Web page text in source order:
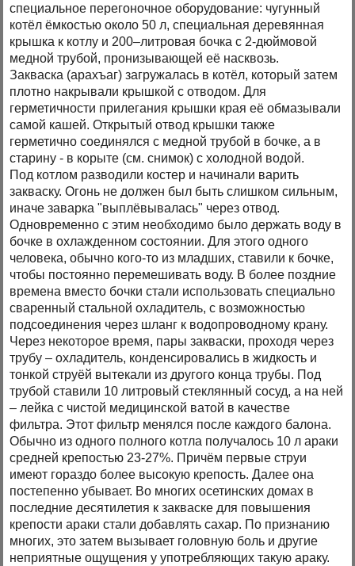
специальное перегоночное оборудование: чугунный
котёл ёмкостью около 50 л, специальная деревянная
крышка к котлу и 200–литровая бочка с 2-дюймовой
медной трубой, пронизывающей её насквозь.
Закваска (арахъаг) загружалась в котёл, который затем
плотно накрывали крышкой с отводом. Для
герметичности прилегания крышки края её обмазывали
самой кашей. Открытый отвод крышки также
герметично соединялся с медной трубой в бочке, а в
старину - в корыте (см. снимок) с холодной водой.
Под котлом разводили костер и начинали варить
закваску. Огонь не должен был быть слишком сильным,
иначе заварка "выплёвывалась" через отвод.
Одновременно с этим необходимо было держать воду в
бочке в охлажденном состоянии. Для этого одного
человека, обычно кого-то из младших, ставили к бочке,
чтобы постоянно перемешивать воду. В более поздние
времена вместо бочки стали использовать специально
сваренный стальной охладитель, с возможностью
подсоединения через шланг к водопроводному крану.
Через некоторое время, пары закваски, проходя через
трубу – охладитель, конденсировались в жидкость и
тонкой струёй вытекали из другого конца трубы. Под
трубой ставили 10 литровый стеклянный сосуд, а на ней
– лейка с чистой медицинской ватой в качестве
фильтра. Этот фильтр менялся после каждого балона.
Обычно из одного полного котла получалось 10 л араки
средней крепостью 23-27%. Причём первые струи
имеют гораздо более высокую крепость. Далее она
постепенно убывает. Во многих осетинских домах в
последние десятилетия к закваске для повышения
крепости араки стали добавлять сахар. По признанию
многих, это затем вызывает головную боль и другие
неприятные ощущения у употребляющих такую араку.